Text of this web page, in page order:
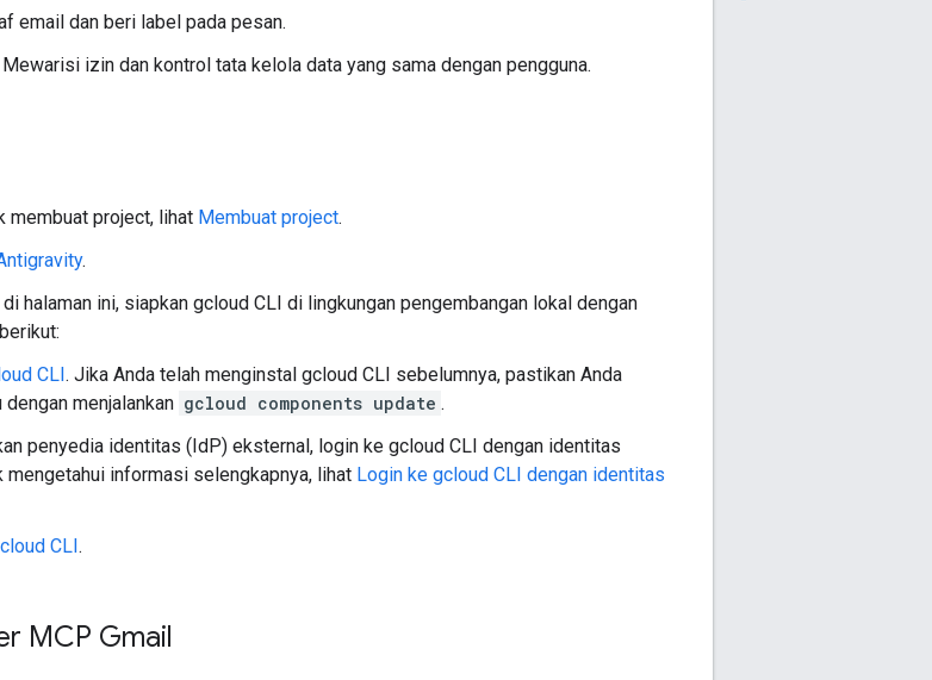
email dan beri label pada pesan.
Mewarisi izin dan kontrol tata kelola data yang sama dengan pengguna.
membuat project, lihat Membuat project.
.
halaman ini, siapkan gcloud CLI di lingkungan pengembangan lokal dengan
CLI. Jika Anda telah menginstal gcloud CLI sebelumnya, pastikan Anda
menjalankan gcloud components update .
penyedia identitas (IdP) eksternal, login ke gcloud CLI dengan identitas
mengetahui informasi selengkapnya, lihat Login ke gcloud CLI dengan identitas
CLI.
MCP Gmail